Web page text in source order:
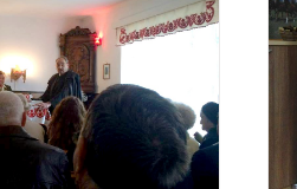
KÉPVISELŐJELÖLT A
MAGYAR ADÁSBAN